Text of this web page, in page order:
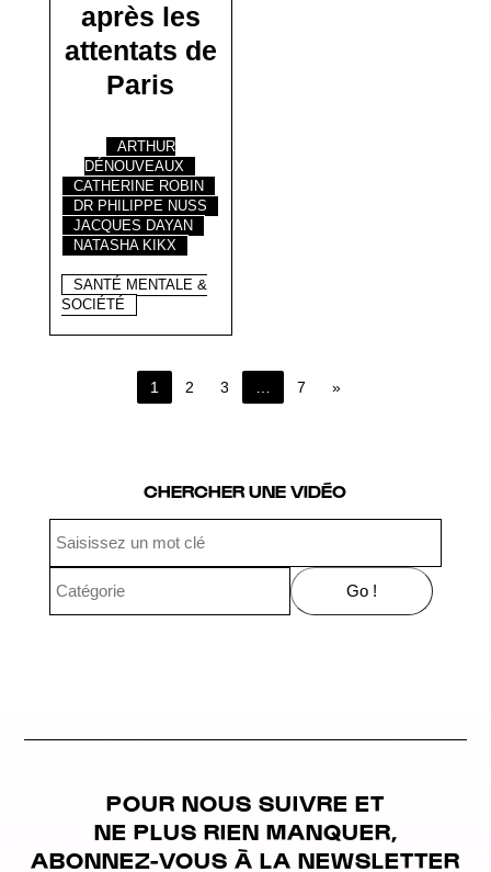
après les
attentats de
Paris
ARTHUR
DÉNOUVEAUX
CATHERINE ROBIN
DR PHILIPPE NUSS
JACQUES DAYAN
NATASHA KIKX
SANTÉ MENTALE &
SOCIÉTÉ
1 2 3 … 7 »
CHERCHER UNE VIDÉO
POUR NOUS SUIVRE ET
NE PLUS RIEN MANQUER,
ABONNEZ-VOUS À LA NEWSLETTER